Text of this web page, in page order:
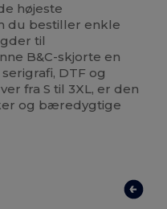
højeste
du bestiller enkle
til
B&C-skjorte en
DTF og
fra S til 3XL, er den
og bæredygtige